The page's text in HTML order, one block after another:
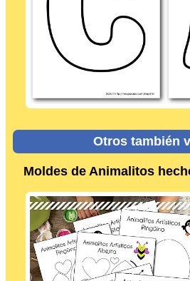
Otros también
Moldes de Animalitos